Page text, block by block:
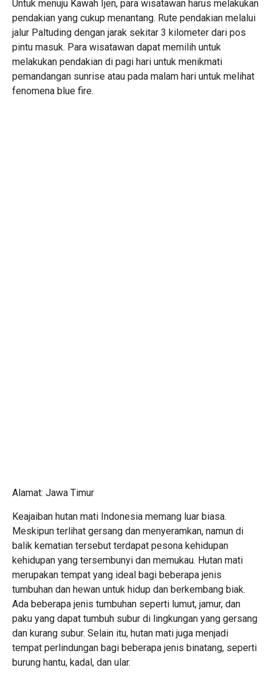
Untuk menuju Kawah Ijen, para wisatawan harus melakukan
pendakian yang cukup menantang. Rute pendakian melalui
jalur Paltuding dengan jarak sekitar 3 kilometer dari pos
pintu masuk. Para wisatawan dapat memilih untuk
melakukan pendakian di pagi hari untuk menikmati
pemandangan sunrise atau pada malam hari untuk melihat
fenomena blue fire.
Alamat: Jawa Timur
Keajaiban hutan mati Indonesia memang luar biasa.
Meskipun terlihat gersang dan menyeramkan, namun di
balik kematian tersebut terdapat pesona kehidupan
kehidupan yang tersembunyi dan memukau. Hutan mati
merupakan tempat yang ideal bagi beberapa jenis
tumbuhan dan hewan untuk hidup dan berkembang biak.
Ada beberapa jenis tumbuhan seperti lumut, jamur, dan
paku yang dapat tumbuh subur di lingkungan yang gersang
dan kurang subur. Selain itu, hutan mati juga menjadi
tempat perlindungan bagi beberapa jenis binatang, seperti
burung hantu, kadal, dan ular.